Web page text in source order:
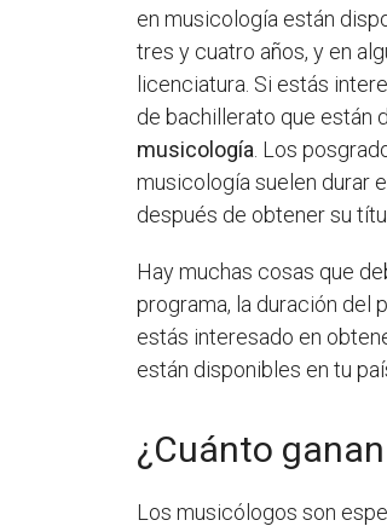
en musicología están
tres y cuatro años, y en
licenciatura. Si estás
de bachillerato que están
musicología . Los
musicología suelen durar
después de obtener su
Hay muchas cosas que
programa, la duración del
estás interesado en
están disponibles en tu
¿Cuánto
Los musicólogos son